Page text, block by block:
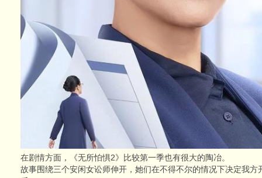
在剧情方面，《无所怕惧2》比较第一季也有很大的陶冶。
故事围绕三个安闲女讼师伸开，她们在不得不尔的情况下决定我方